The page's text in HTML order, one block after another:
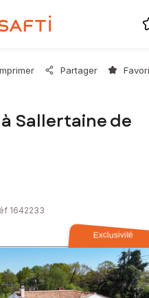
Partager
Sallertaine de
1642233
Exclusivité